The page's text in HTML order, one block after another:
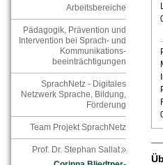
Arbeitsbereiche
Pädagogik, Prävention und
Intervention bei Sprach- und
Kommunikations-
beeinträchtigungen
SprachNetz - Digitales
Netzwerk Sprache, Bildung,
Förderung
Team Projekt SprachNetz
Prof. Dr. Stephan Sallat